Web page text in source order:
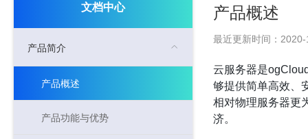
文档中心
产品简介
产品概述
产品功能与优势
产品概述
最近更新时间：
云服务器是
够提供简单高效、
相对物理服务器更
济。